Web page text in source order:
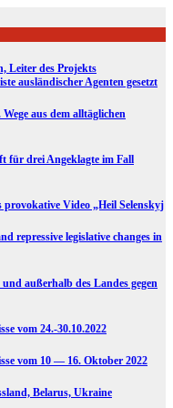
Leiter des Projekts
ausländischer Agenten gesetzt
aus dem alltäglichen
für drei Angeklagte im Fall
Video „Heil Selenskyj
repressive legislative changes in
außerhalb des Landes gegen
vom 24.-30.10.2022
vom 10 — 16. Oktober 2022
Belarus, Ukraine